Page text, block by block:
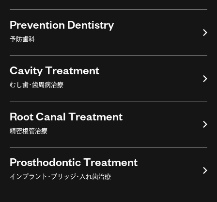
Prevention Dentistry
予防歯科
Cavity Treatment
むし歯・歯周病治療
Root Canal Treatment
精密根管治療
Prosthodontic Treatment
インプラント・ブリッジ・入れ歯治療